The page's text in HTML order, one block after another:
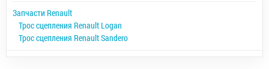
Запчасти Renault
Трос сцепления Renault Logan
Трос сцепления Renault Sandero